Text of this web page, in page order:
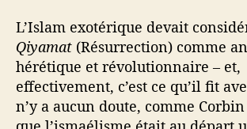
L’Islam exotérique devait
Qiyamat (Résurrection) comme
hérétique et révolutionnaire – et,
effectivement, c’est ce qu’il fit
n’y a aucun doute, comme